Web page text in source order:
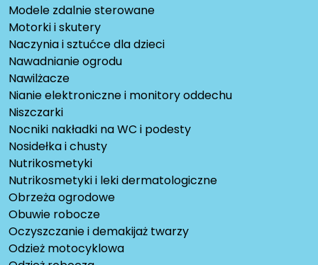
Modele zdalnie sterowane
Motorki i skutery
Naczynia i sztućce dla dzieci
Nawadnianie ogrodu
Nawilżacze
Nianie elektroniczne i monitory oddechu
Niszczarki
Nocniki nakładki na WC i podesty
Nosidełka i chusty
Nutrikosmetyki
Nutrikosmetyki i leki dermatologiczne
Obrzeża ogrodowe
Obuwie robocze
Oczyszczanie i demakijaż twarzy
Odzież motocyklowa